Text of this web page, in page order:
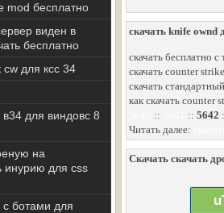
mod бесплатно
виден в
бесплатно
cw для ксс 34
в34 для виндовс 8
на
инурию для css
с ботами для
скачать knife ownd
скачать бесплатно
скачать counter
скачать
как скачать counter
:: :: 5642
Читать далее:
Скачать скачать